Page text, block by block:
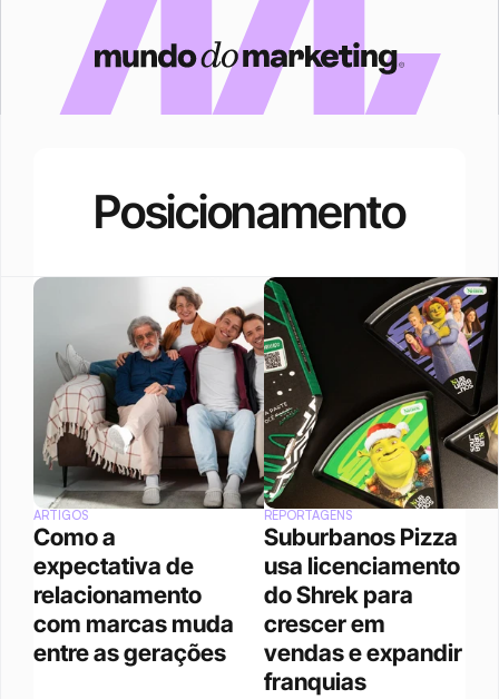
Posicionamento
ARTIGOS
Como a
expectativa de
relacionamento
com marcas muda
entre as gerações
REPORTAGENS
Suburbanos Pizza
usa licenciamento
do Shrek para
crescer em
vendas e expandir
franquias